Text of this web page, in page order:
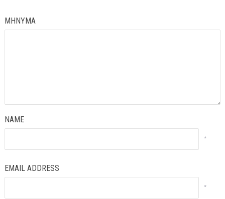
ΜΗΝΥΜΑ
NAME
*
EMAIL ADDRESS
*